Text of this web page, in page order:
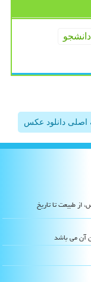
دانشجو
دانلود عکس
از طبیعت تا تاریخ